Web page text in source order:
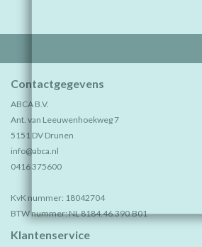
Contactgegevens
ABCA B.V.
Ant. van Leeuwenhoekweg 7
5151 DV Drunen
info@abca.nl
0416 375600
KvK nummer: 18042704
BTW nummer: NL 8184.46.390.B01
Klantenservice